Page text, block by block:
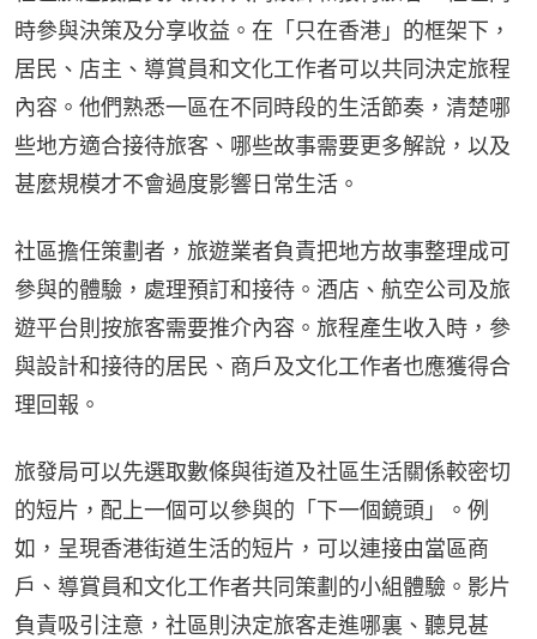
時參與決策及分享收益。在「只在香港」的框架下，
居民、店主、導賞員和文化工作者可以共同決定旅程
內容。他們熟悉一區在不同時段的生活節奏，清楚哪
些地方適合接待旅客、哪些故事需要更多解說，以及
甚麼規模才不會過度影響日常生活。
社區擔任策劃者，旅遊業者負責把地方故事整理成可
參與的體驗，處理預訂和接待。酒店、航空公司及旅
遊平台則按旅客需要推介內容。旅程產生收入時，參
與設計和接待的居民、商戶及文化工作者也應獲得合
理回報。
旅發局可以先選取數條與街道及社區生活關係較密切
的短片，配上一個可以參與的「下一個鏡頭」。例
如，呈現香港街道生活的短片，可以連接由當區商
戶、導賞員和文化工作者共同策劃的小組體驗。影片
負責吸引注意，社區則決定旅客走進哪裏、聽見甚